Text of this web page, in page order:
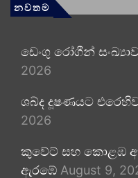
නවතම
ඩෙංගු රෝගීන්
2026
ශබ්ද දූෂණයට
2026
කුවේට් සහ කොළඹ
ඇරඹේ August 9,